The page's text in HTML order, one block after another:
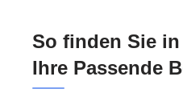
So finden Sie
Ihre Passende